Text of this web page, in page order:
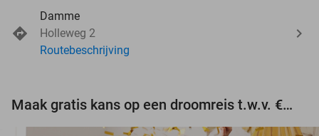
Damme
Holleweg 2
Routebeschrijving
Maak gratis kans op een droomreis t.w.v. €3.000!